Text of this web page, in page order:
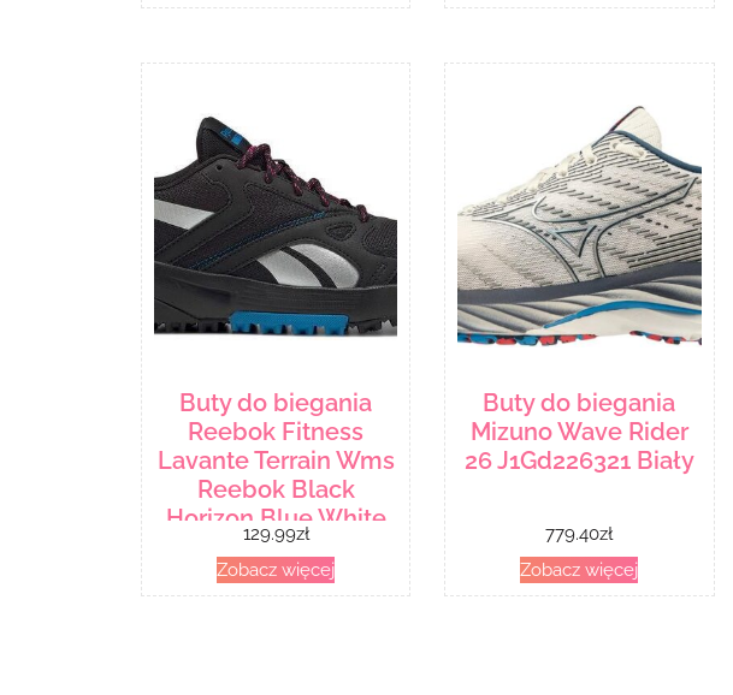
Buty do biegania
Reebok Fitness
Lavante Terrain Wms
Reebok Black
Horizon Blue White
FW7976
129.99zł
Zobacz więcej
Buty do biegania
Mizuno Wave Rider
26 J1Gd226321 Biały
779.40zł
Zobacz więcej